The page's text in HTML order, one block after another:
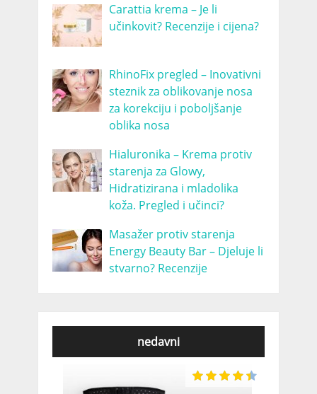
Carattia krema – Je li
učinkovit? Recenzije i cijena?
RhinoFix pregled – Inovativni
steznik za oblikovanje nosa
za korekciju i poboljšanje
oblika nosa
Hialuronika – Krema protiv
starenja za Glowy,
Hidratizirana i mladolika
koža. Pregled i učinci?
Masažer protiv starenja
Energy Beauty Bar – Djeluje li
stvarno? Recenzije
nedavni